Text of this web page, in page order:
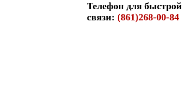
Телефон для быстрой
связи: (861)268-00-84